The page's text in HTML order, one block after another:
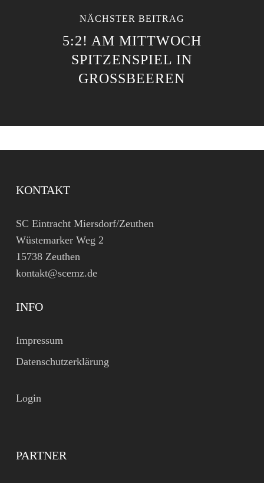
NÄCHSTER BEITRAG
5:2! AM MITTWOCH
SPITZENSPIEL IN
GROSSBEEREN
KONTAKT
SC Eintracht Miersdorf/Zeuthen
Wüstemarker Weg 2
15738 Zeuthen
kontakt@scemz.de
INFO
Impressum
Datenschutzerklärung
Login
PARTNER